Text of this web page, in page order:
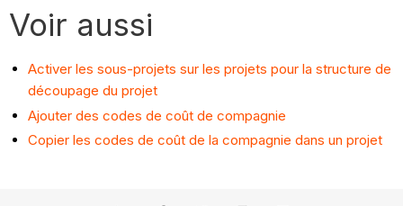
Voir aussi
Activer les sous-projets sur les projets pour la structure de
découpage du projet
Ajouter des codes de coût de compagnie
Copier les codes de coût de la compagnie dans un projet